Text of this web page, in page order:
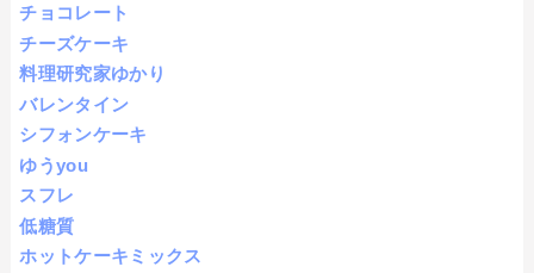
チョコレート
チーズケーキ
料理研究家ゆかり
バレンタイン
シフォンケーキ
ゆうyou
スフレ
低糖質
ホットケーキミックス